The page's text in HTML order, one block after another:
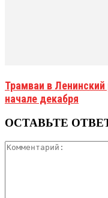
Трамваи в Ленинский
начале декабря
ОСТАВЬТЕ